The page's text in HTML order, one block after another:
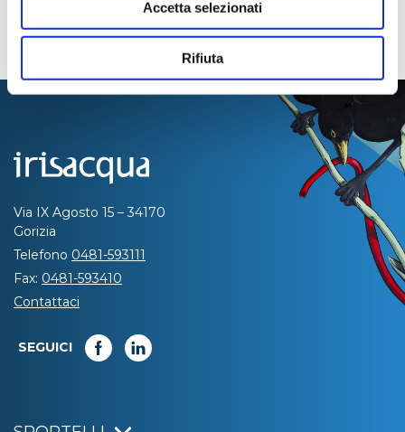
Accetta selezionati
Rifiuta
Via IX Agosto 15 – 34170
Gorizia
Telefono 0481-593111
Fax: 0481-593410
Contattaci
SEGUICI